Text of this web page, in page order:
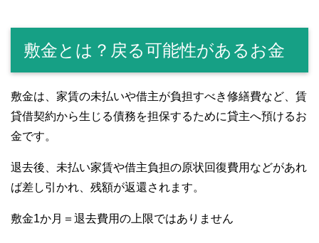
敷金とは？戻る可能性があるお金
敷金は、家賃の未払いや借主が負担すべき修繕費など、賃
貸借契約から生じる債務を担保するために貸主へ預けるお
金です。
退去後、未払い家賃や借主負担の原状回復費用などがあれ
ば差し引かれ、残額が返還されます。
敷金1か月＝退去費用の上限ではありません